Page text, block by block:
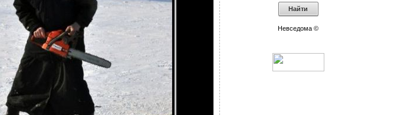
Невседома ©